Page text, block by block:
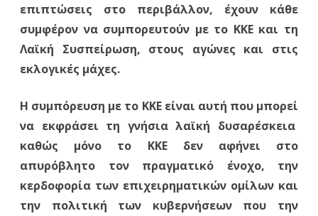
επιπτώσεις στο περιβάλλον, έχουν κάθε
συμφέρον να συμπορευτούν με το ΚΚΕ και τη
Λαϊκή Συσπείρωση, στους αγώνες και στις
εκλογικές μάχες.
Η συμπόρευση με το ΚΚΕ είναι αυτή που μπορεί
να εκφράσει τη γνήσια λαϊκή δυσαρέσκεια
καθώς μόνο το ΚΚΕ δεν αφήνει στο
απυρόβλητο τον πραγματικό ένοχο, την
κερδοφορία των επιχειρηματικών ομίλων και
την πολιτική των κυβερνήσεων που την